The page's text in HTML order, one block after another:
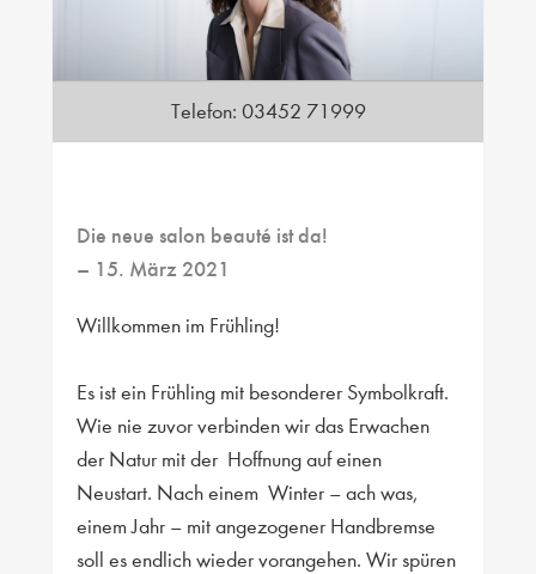
Telefon: 03452 71999
Die neue salon beauté ist da!
– 15. März 2021
Willkommen im Frühling!
Es ist ein Frühling mit besonderer Symbolkraft.
Wie nie zuvor verbinden wir das Erwachen
der Natur mit der Hoffnung auf einen
Neustart. Nach einem Winter – ach was,
einem Jahr – mit angezogener Handbremse
soll es endlich wieder vorangehen. Wir spüren